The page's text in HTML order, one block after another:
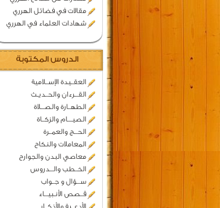
مقالات في فضائل الهرري
شهادات العلماء في الهرري
الدروس المكتوبة
العقــيدة الإســلامية
القـــرءان والحــديـث
الطهــارة والصـــلاة
الصيــــام والزكــاة
الحـــج والعمــرة
المعاملات والنكاح
معاصي البدن والجوارح
الخــطب والـــدروس
ســـؤال و جــواب
قــصص الأنـبيـــاء
الأدعــية والأذكــار